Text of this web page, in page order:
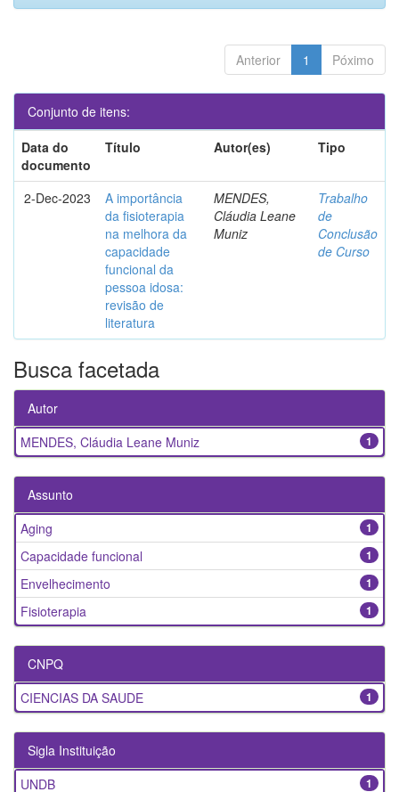
Anterior 1 Póximo
Conjunto de itens:
Data do
documento
Título Autor(es) Tipo
2-Dec-2023
A importância
da fisioterapia
na melhora da
capacidade
funcional da
pessoa idosa:
revisão de
literatura
MENDES,
Cláudia Leane
Muniz
Trabalho
de
Conclusão
de Curso
Busca facetada
Autor
1
MENDES, Cláudia Leane Muniz
Assunto
1
Aging
1
Capacidade funcional
1
Envelhecimento
1
Fisioterapia
CNPQ
1
CIENCIAS DA SAUDE
Sigla Instituição
1
UNDB